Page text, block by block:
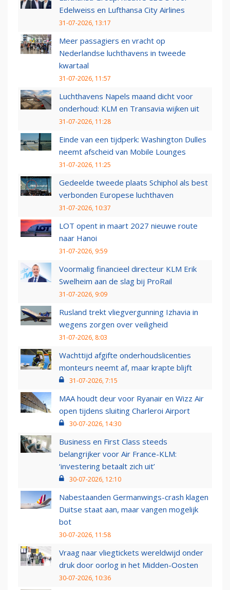
Edelweiss en Lufthansa City Airlines
31-07-2026, 13:17
Meer passagiers en vracht op
Nederlandse luchthavens in tweede
kwartaal
31-07-2026, 11:57
Luchthavens Napels maand dicht voor
onderhoud: KLM en Transavia wijken uit
31-07-2026, 11:28
Einde van een tijdperk: Washington Dulles
neemt afscheid van Mobile Lounges
31-07-2026, 11:25
Gedeelde tweede plaats Schiphol als best
verbonden Europese luchthaven
31-07-2026, 10:37
LOT opent in maart 2027 nieuwe route
naar Hanoi
31-07-2026, 9:59
Voormalig financieel directeur KLM Erik
Swelheim aan de slag bij ProRail
31-07-2026, 9:09
Rusland trekt vliegvergunning Izhavia in
wegens zorgen over veiligheid
31-07-2026, 8:03
Wachttijd afgifte onderhoudslicenties
monteurs neemt af, maar krapte blijft
31-07-2026, 7:15
MAA houdt deur voor Ryanair en Wizz Air
open tijdens sluiting Charleroi Airport
30-07-2026, 14:30
Business en First Class steeds
belangrijker voor Air France-KLM:
‘investering betaalt zich uit’
30-07-2026, 12:10
Nabestaanden Germanwings-crash klagen
Duitse staat aan, maar vangen mogelijk
bot
30-07-2026, 11:58
Vraag naar vliegtickets wereldwijd onder
druk door oorlog in het Midden-Oosten
30-07-2026, 10:36